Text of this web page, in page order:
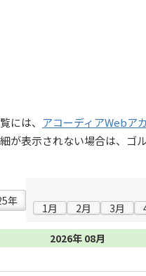
には、 アコーディアWebア
が表示されない場合は、ゴ
年
1月 2月 3月
2026年 08月